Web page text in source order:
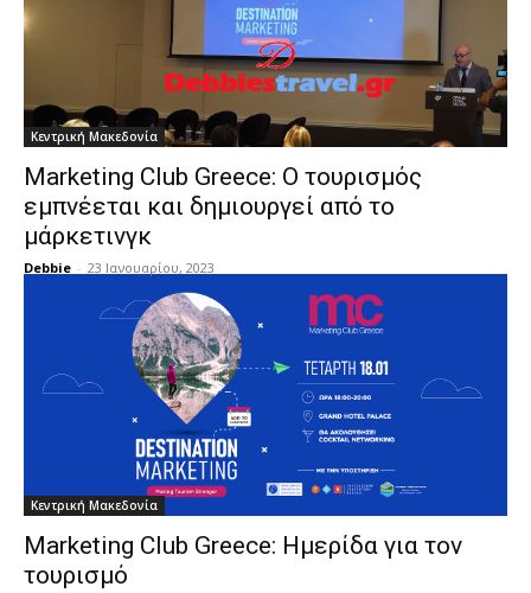
Κεντρική Μακεδονία
Marketing Club Greece: Ο τουρισμός
εμπνέεται και δημιουργεί από το
μάρκετινγκ
Debbie - 23 Ιανουαρίου, 2023
Κεντρική Μακεδονία
Marketing Club Greece: Ημερίδα για τον
τουρισμό